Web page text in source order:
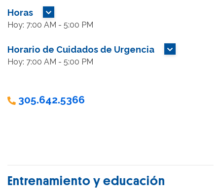
Horas
MAS HORAS
Hoy: 7:00 AM - 5:00 PM
Horario de Cuidados de Urgencia
MAS HORAS
Hoy: 7:00 AM - 5:00 PM
305.642.5366
Entrenamiento y educación